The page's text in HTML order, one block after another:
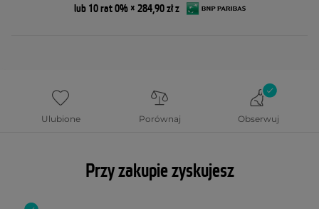
lub 10 rat 0% × 284,90 zł z
Ulubione Porównaj Obserwuj
Przy zakupie zyskujesz